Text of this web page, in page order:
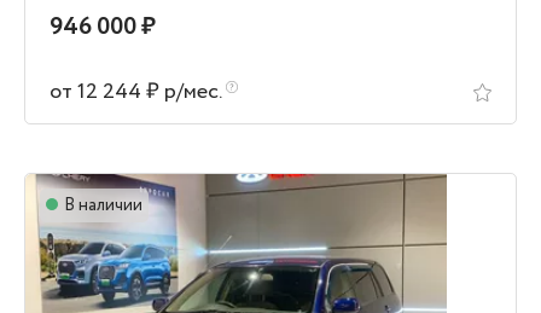
946 000 ₽
от 12 244 ₽ р/мес.
В наличии